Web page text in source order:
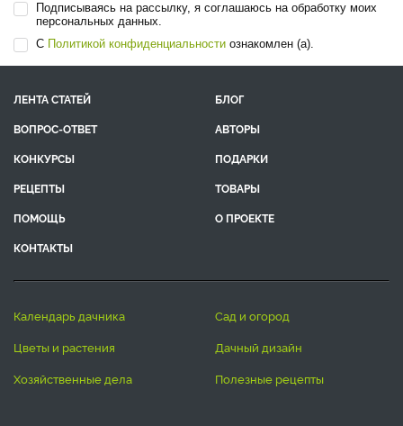
Подписываясь на рассылку, я соглашаюсь на обработку моих
персональных данных.
С Политикой конфиденциальности ознакомлен (а).
ЛЕНТА СТАТЕЙ
БЛОГ
ВОПРОС-ОТВЕТ
АВТОРЫ
КОНКУРСЫ
ПОДАРКИ
РЕЦЕПТЫ
ТОВАРЫ
ПОМОЩЬ
О ПРОЕКТЕ
КОНТАКТЫ
календарь дачника
сад и огород
цветы и растения
дачный дизайн
хозяйственные дела
полезные рецепты